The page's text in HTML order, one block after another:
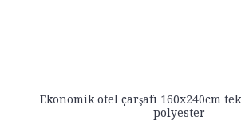
Ekonomik otel çarşafı 160x240cm
polyester